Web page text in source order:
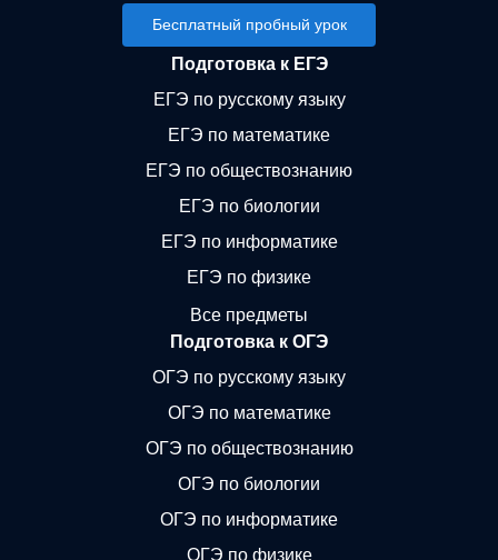
Бесплатный пробный урок
Подготовка к ЕГЭ
ЕГЭ по русскому языку
ЕГЭ по математике
ЕГЭ по обществознанию
ЕГЭ по биологии
ЕГЭ по информатике
ЕГЭ по физике
Все предметы
Подготовка к ОГЭ
ОГЭ по русскому языку
ОГЭ по математике
ОГЭ по обществознанию
ОГЭ по биологии
ОГЭ по информатике
ОГЭ по физике